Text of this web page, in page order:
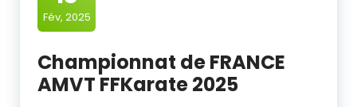
Fév, 2025
Championnat de FRANCE
AMVT FFKarate 2025